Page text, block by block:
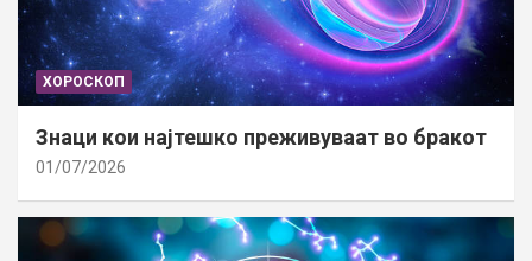
ХОРОСКОП
Знаци кои најтешко преживуваат во бракот
01/07/2026